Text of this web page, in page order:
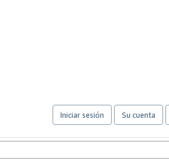
Iniciar sesión Su cuenta